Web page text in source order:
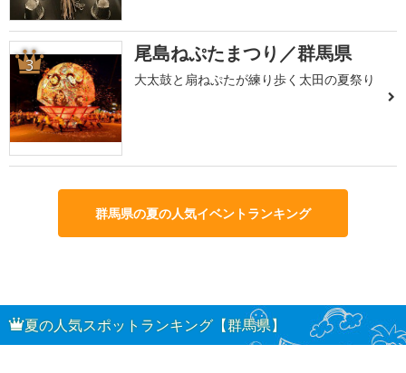
3 尾島ねぷたまつり／群馬県
大太鼓と扇ねぷたが練り歩く太田の夏祭り
群馬県の夏の人気イベントランキング
夏の人気スポットランキング【群馬県】